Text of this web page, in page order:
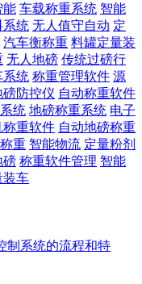
能 车载称重系统 智能
系统 无人值守自动 定
汽车衡称重 料罐定量装
无人地磅 传统过磅行
系统 称重管理软件 源
磅防控仪 自动称重软件
统 地磅称重系统 电子
称重软件 自动地磅称重
重 智能物流 定量粉剂
磅 称重软件管理 智能
装车